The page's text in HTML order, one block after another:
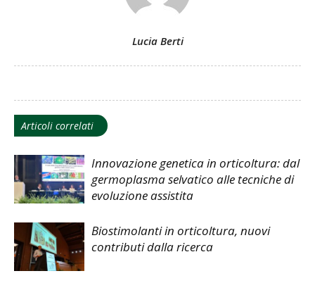
Lucia Berti
Articoli correlati
Innovazione genetica in orticoltura: dal
germoplasma selvatico alle tecniche di
evoluzione assistita
Biostimolanti in orticoltura, nuovi
contributi dalla ricerca